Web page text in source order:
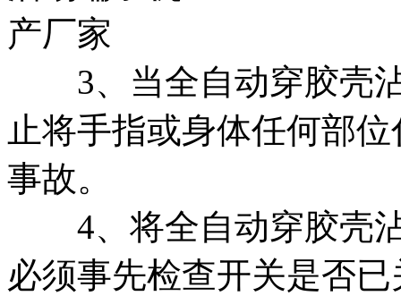
3、当全自动穿胶壳沾
止将手指或身体任何部
事故。
4、将全自动穿胶壳沾
必须事先检查开关是否